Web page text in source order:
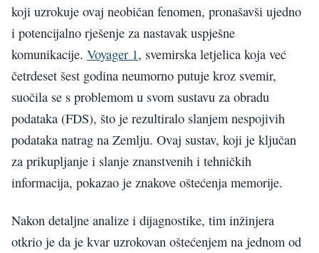
koji uzrokuje ovaj neobičan fenomen, pronašavši ujedno
i potencijalno rješenje za nastavak uspješne
komunikacije. Voyager 1, svemirska letjelica koja već
četrdeset šest godina neumorno putuje kroz svemir,
suočila se s problemom u svom sustavu za obradu
podataka (FDS), što je rezultiralo slanjem nespojivih
podataka natrag na Zemlju. Ovaj sustav, koji je ključan
za prikupljanje i slanje znanstvenih i tehničkih
informacija, pokazao je znakove oštećenja memorije.
Nakon detaljne analize i dijagnostike, tim inžinjera
otkrio je da je kvar uzrokovan oštećenjem na jednom od